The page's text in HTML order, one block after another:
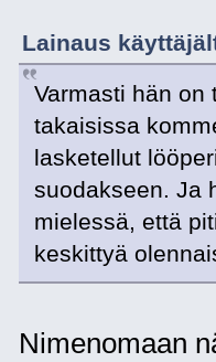
Lainaus
Varmasti hän on
takaisissa
lasketellut
suodakseen. Ja
mielessä, että
keskittyä
Nimenomaan